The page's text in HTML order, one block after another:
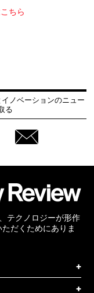
ちら
ノベーションのニュー
る
テクノロジーが形作
だくためにありま
+
+